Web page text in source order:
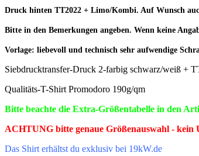
Druck hinten TT2022 + Limo/Kombi. Auf Wunsch
Bitte in den Bemerkungen angeben. Wenn keine
Vorlage: liebevoll und technisch sehr aufwendige
Siebdrucktransfer-Druck 2-farbig schwarz/weiß +
Qualitäts-T-Shirt Promodoro 190g/qm
Bitte beachte die Extra-Größentabelle in den
ACHTUNG bitte genaue Größenauswahl - kein
Das Shirt erhältst du exklusiv bei 19kW.de